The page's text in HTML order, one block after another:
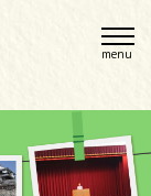
menu